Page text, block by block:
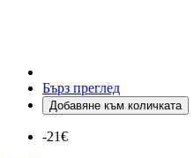
Бърз преглед
Добавяне към количката
-21€